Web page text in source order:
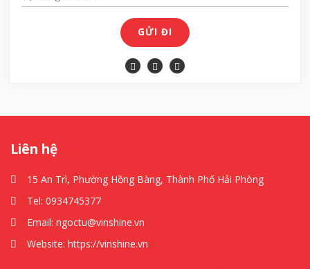
GỬI ĐI
Liên hệ
15 An Trì, Phường Hồng Bàng, Thành Phố Hải Phòng
Tel: 0934745377
Email: ngoctu@vinshine.vn
Website: https://vinshine.vn